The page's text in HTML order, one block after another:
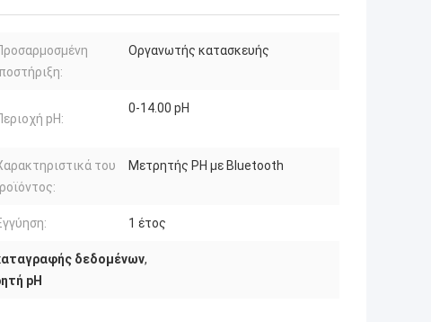
Οργανωτής κατασκευής
pH:
0-14.00 pH
του
Μετρητής PH με Bluetooth
1 έτος
δεδομένων,
pH